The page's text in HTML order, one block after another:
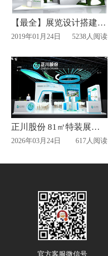
【最全】展览设计搭建合作流程
2019年01月24日 5238人阅读
正川股份 81㎡特装展位设计
2026年03月24日 617人阅读
官方客服微信号